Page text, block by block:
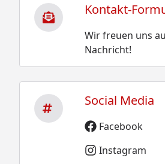
Kontakt-
Wir freuen uns
Nachricht!
Social Media
Facebook
Instagram